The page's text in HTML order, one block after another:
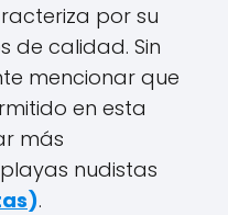
por su
de calidad. Sin
mencionar que
en esta
más
nudistas
).